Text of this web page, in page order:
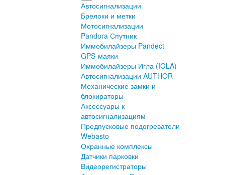
Автосигнализации
Брелоки и метки
Мотосигнализации
Pandora Спутник
Иммобилайзеры Pandect
GPS-маяки
Иммобилайзеры Игла (IGLA)
Автосигнализации AUTHOR
Механические замки и
блокираторы
Аксессуары к
автосигнализациям
Предпусковые подогреватели
Webasto
Охранные комплексы
Датчики парковки
Видеорегистраторы